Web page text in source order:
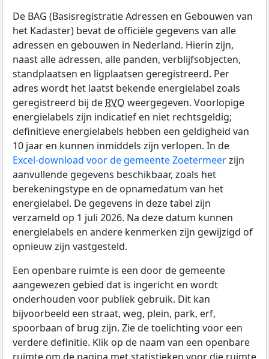
De BAG (Basisregistratie Adressen en Gebouwen van
het Kadaster) bevat de officiële gegevens van alle
adressen en gebouwen in Nederland. Hierin zijn,
naast alle adressen, alle panden, verblijfsobjecten,
standplaatsen en ligplaatsen geregistreerd. Per
adres wordt het laatst bekende energielabel zoals
geregistreerd bij de RVO weergegeven. Voorlopige
energielabels zijn indicatief en niet rechtsgeldig;
definitieve energielabels hebben een geldigheid van
10 jaar en kunnen inmiddels zijn verlopen. In de
Excel-download voor de gemeente Zoetermeerzijn
aanvullende gegevens beschikbaar, zoals het
berekeningstype en de opnamedatum van het
energielabel. De gegevens in deze tabel zijn
verzameld op 1 juli 2026. Na deze datum kunnen
energielabels en andere kenmerken zijn gewijzigd of
opnieuw zijn vastgesteld.
Een openbare ruimte is een door de gemeente
aangewezen gebied dat is ingericht en wordt
onderhouden voor publiek gebruik. Dit kan
bijvoorbeeld een straat, weg, plein, park, erf,
spoorbaan of brug zijn. Zie de toelichting voor een
verdere definitie. Klik op de naam van een openbare